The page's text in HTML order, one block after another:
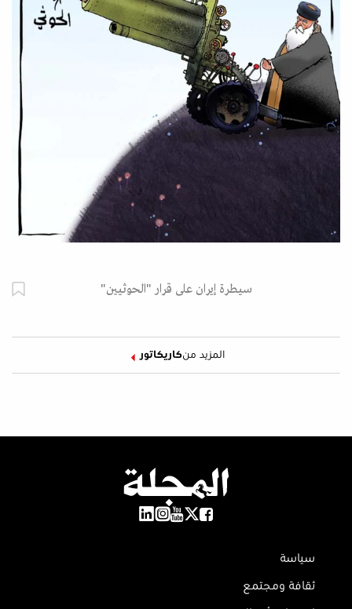
سيطرة إيران على قرار "الحوثيين"
المزيد منكاريكاتور
سياسة
ثقافة ومجتمع